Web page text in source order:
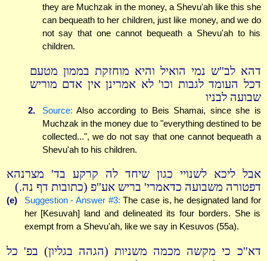
they are Muchzak in the money, a Shevu'ah like this she
can bequeath to her children, just like money, and we do
not say that one cannot bequeath a Shevu'ah to his
children.
דהא לב''ש נמי הואיל והיא מוחזקת בממון מטעם
דכל העומד לגבות וכו' לא אמרינן אין אדם מוריש
שבועה לבניו
2. Source: Also according to Beis Shamai, since she is
Muchzak in the money due to "everything destined to be
collected...", we do not say that one cannot bequeath a
Shevu'ah to his children.
אבל ליכא לשנויי כגון שיחד לה קרקע בד' מצרנהא
דפטורה משבועה כדאמרי' בריש אע''פ (כתובות דף נה.)
(e) Suggestion - Answer #3: The case is, he designated land for
her [Kesuvah] land and delineated its four borders. She is
exempt from a Shevu'ah, like we say in Kesuvos (55a).
דא''כ כי מקשה מכמה משניות (הגהה בגליון) בפ' כל